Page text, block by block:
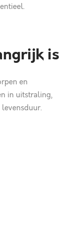
is
en
in uitstraling,